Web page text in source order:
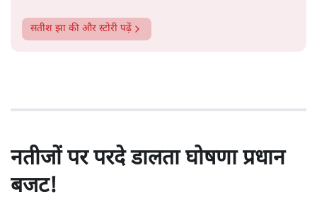
सतीश झा की और स्टोरी पढ़ें
नतीजों पर परदे डालता घोषणा प्रधान
बजट!